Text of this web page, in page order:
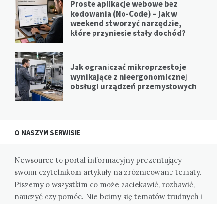
Proste aplikacje webowe bez
kodowania (No-Code) – jak w
weekend stworzyć narzędzie,
które przyniesie stały dochód?
Jak ograniczać mikroprzestoje
wynikające z nieergonomicznej
obsługi urządzeń przemysłowych
O NASZYM SERWISIE
Newsource to portal informacyjny prezentujący
swoim czytelnikom artykuły na zróżnicowane tematy.
Piszemy o wszystkim co może zaciekawić, rozbawić,
nauczyć czy pomóc. Nie boimy się tematów trudnych i